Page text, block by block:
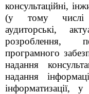
консультаційні,
(у тому числі
аудиторські,
розроблення,
програмного
надання
надання
інформатизації,